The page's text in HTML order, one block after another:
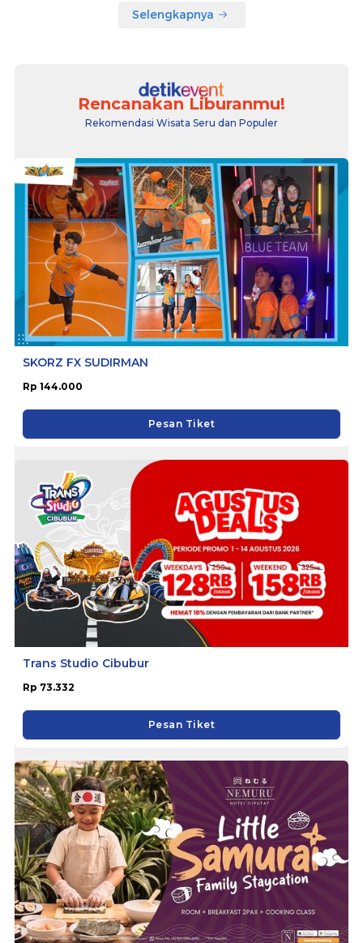
Selengkapnya
Rencanakan Liburanmu!
Rekomendasi Wisata Seru dan Populer
SKORZ FX SUDIRMAN
Rp 144.000
Pesan Tiket
Trans Studio Cibubur
Rp 73.332
Pesan Tiket